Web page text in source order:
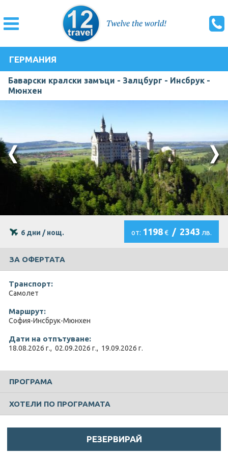
ГЕРМАНИЯ
Баварски кралски замъци - Залцбург - Инсбрук -
Мюнхен
6 дни / нощ. от: 1198€ / 2343 лв.
ЗА ОФЕРТАТА
Транспорт:
Самолет
Маршрут:
София-Инсбрук-Мюнхен
Дати на отпътуване:
18.08.2026 г., 02.09.2026 г., 19.09.2026 г.
ПРОГРАМА
ХОТЕЛИ ПО ПРОГРАМАТА
РЕЗЕРВИРАЙ